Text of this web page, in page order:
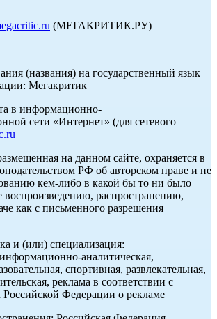
(МЕГАКРИТИК.РУ)
(названия) на государственный язык
Мегакритик
в информационно-
сети «Интернет» (для сетевого
на данном сайте, охраняется в
РФ об авторском праве и не
кем-либо в какой бы то ни было
воспроизведению, распространению,
как с письменного разрешения
и (или) специализация:
аналитическая,
спортивная, развлекательная,
реклама в соответствии с
Российской Федерации о рекламе